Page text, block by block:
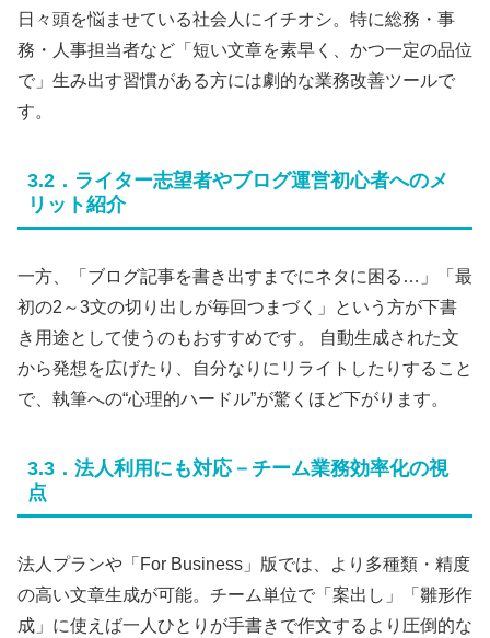
日々頭を悩ませている社会人にイチオシ。特に総務・事
務・人事担当者など「短い文章を素早く、かつ一定の品位
で」生み出す習慣がある方には劇的な業務改善ツールで
す。
3.2．ライター志望者やブログ運営初心者へのメ
リット紹介
一方、「ブログ記事を書き出すまでにネタに困る…」「最
初の2～3文の切り出しが毎回つまづく」という方が下書
き用途として使うのもおすすめです。 自動生成された文
から発想を広げたり、自分なりにリライトしたりすること
で、執筆への“心理的ハードル”が驚くほど下がります。
3.3．法人利用にも対応－チーム業務効率化の視
点
法人プランや「For Business」版では、より多種類・精度
の高い文章生成が可能。チーム単位で「案出し」「雛形作
成」に使えば一人ひとりが手書きで作文するより圧倒的な